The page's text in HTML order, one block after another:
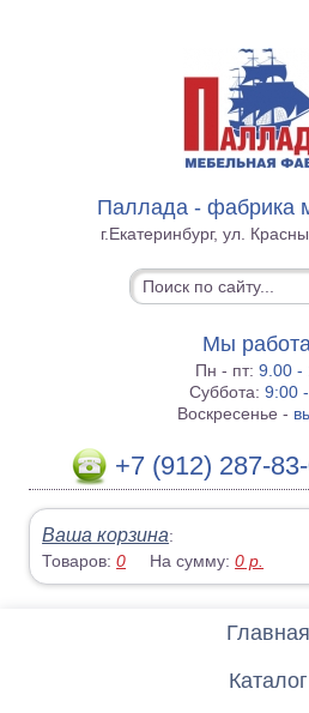
Паллада - фабрика
г.Екатеринбург, ул.
Мы
Пн - пт:9.00 -
Суббота:9:00
Воскресенье -
+7 (912) 287-
Ваша корзина:
Товаров:0 На сумму:0 р.
Главная
Каталог